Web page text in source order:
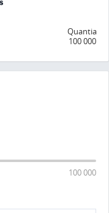
Quantia
100 000
100 000